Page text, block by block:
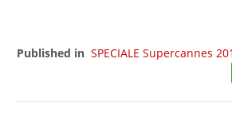
Published in SPECIALE Supercannes